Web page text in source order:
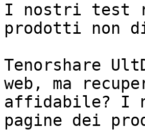
I nostri test
prodotti non
Tenorshare
web, ma
affidabile? I
pagine dei